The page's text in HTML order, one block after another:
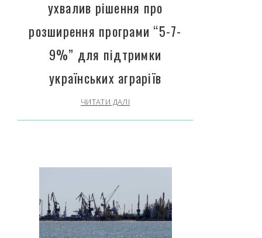
ухвалив рішення про
розширення програми “5-7-
9%” для підтримки
українських аграріїв
ЧИТАТИ ДАЛІ